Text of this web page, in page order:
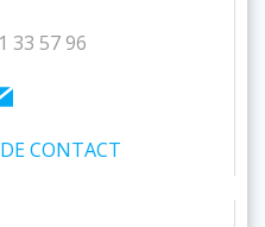
33 57 96
CONTACT